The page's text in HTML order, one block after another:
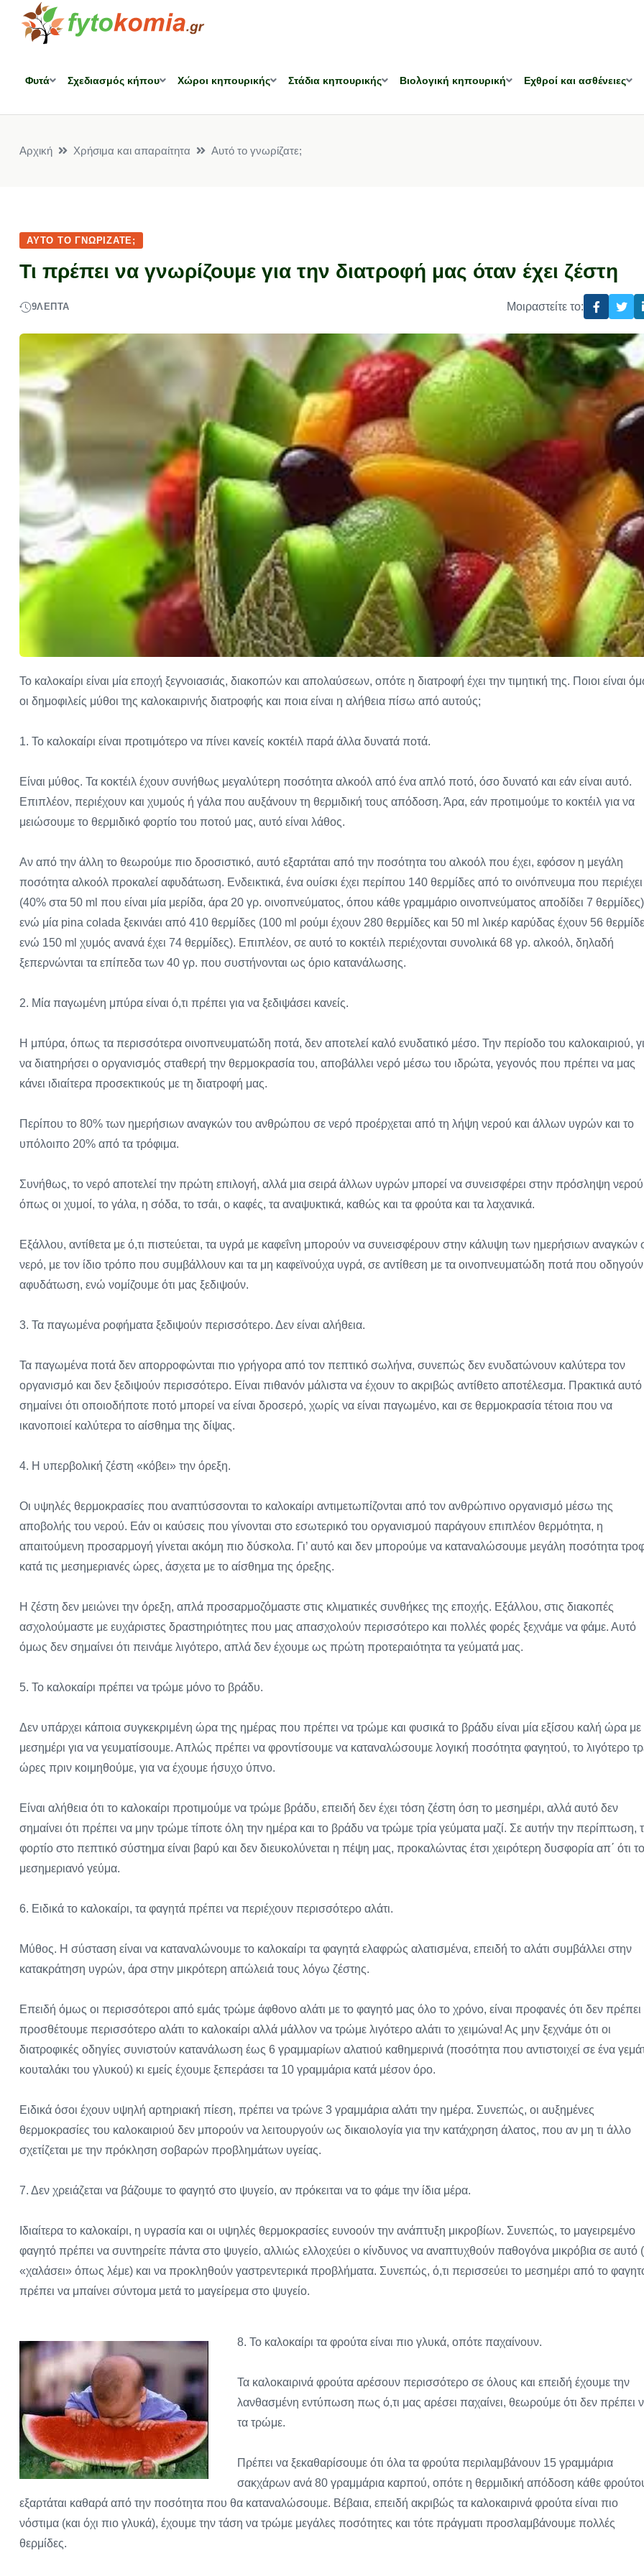
Φυτά Σχεδιασμός κήπου Χώροι κηπουρικής Στάδια κηπουρικής Βιολογική κηπουρική Εχθροί και ασθένειες
Αρχική Χρήσιμα και απαραίτητα Αυτό το γνωρίζατε;
ΑΥΤΌ ΤΟ ΓΝΩΡΊΖΑΤΕ;
Τι πρέπει να γνωρίζουμε για την διατροφή μας όταν έχει ζέστη
9ΛΕΠΤΆ Μοιραστείτε το:
Το καλοκαίρι είναι μία εποχή ξεγνοιασιάς, διακοπών και απολαύσεων, οπότε η διατροφή έχει την τιμητική της. Ποιοι είναι
οι δημοφιλείς μύθοι της καλοκαιρινής διατροφής και ποια είναι η αλήθεια πίσω από αυτούς;
1. Το καλοκαίρι είναι προτιμότερο να πίνει κανείς κοκτέιλ παρά άλλα δυνατά ποτά.
Είναι μύθος. Τα κοκτέιλ έχουν συνήθως μεγαλύτερη ποσότητα αλκοόλ από ένα απλό ποτό, όσο δυνατό και εάν είναι αυτό.
Επιπλέον, περιέχουν και χυμούς ή γάλα που αυξάνουν τη θερμιδική τους απόδοση. Άρα, εάν προτιμούμε το κοκτέιλ για να
μειώσουμε το θερμιδικό φορτίο του ποτού μας, αυτό είναι λάθος.
Αν από την άλλη το θεωρούμε πιο δροσιστικό, αυτό εξαρτάται από την ποσότητα του αλκοόλ που έχει, εφόσον η μεγάλη
ποσότητα αλκοόλ προκαλεί αφυδάτωση. Ενδεικτικά, ένα ουίσκι έχει περίπου 140 θερμίδες από το οινόπνευμα που περιέχει
(40% στα 50 ml που είναι μία μερίδα, άρα 20 γρ. οινοπνεύματος, όπου κάθε γραμμάριο οινοπνεύματος αποδίδει 7
ενώ μία pina colada ξεκινάει από 410 θερμίδες (100 ml ρούμι έχουν 280 θερμίδες και 50 ml λικέρ καρύδας έχουν 56
ενώ 150 ml χυμός ανανά έχει 74 θερμίδες). Επιπλέον, σε αυτό το κοκτέιλ περιέχονται συνολικά 68 γρ. αλκοόλ, δηλαδή
ξεπερνώνται τα επίπεδα των 40 γρ. που συστήνονται ως όριο κατανάλωσης.
2. Μία παγωμένη μπύρα είναι ό,τι πρέπει για να ξεδιψάσει κανείς.
Η μπύρα, όπως τα περισσότερα οινοπνευματώδη ποτά, δεν αποτελεί καλό ενυδατικό μέσο. Την περίοδο του καλοκαιριού,
να διατηρήσει ο οργανισμός σταθερή την θερμοκρασία του, αποβάλλει νερό μέσω του ιδρώτα, γεγονός που πρέπει να μας
κάνει ιδιαίτερα προσεκτικούς με τη διατροφή μας.
Περίπου το 80% των ημερήσιων αναγκών του ανθρώπου σε νερό προέρχεται από τη λήψη νερού και άλλων υγρών και το
υπόλοιπο 20% από τα τρόφιμα.
Συνήθως, το νερό αποτελεί την πρώτη επιλογή, αλλά μια σειρά άλλων υγρών μπορεί να συνεισφέρει στην πρόσληψη
όπως οι χυμοί, το γάλα, η σόδα, το τσάι, ο καφές, τα αναψυκτικά, καθώς και τα φρούτα και τα λαχανικά.
Εξάλλου, αντίθετα με ό,τι πιστεύεται, τα υγρά με καφεΐνη μπορούν να συνεισφέρουν στην κάλυψη των ημερήσιων αναγκών
νερό, με τον ίδιο τρόπο που συμβάλλουν και τα μη καφεϊνούχα υγρά, σε αντίθεση με τα οινοπνευματώδη ποτά που
αφυδάτωση, ενώ νομίζουμε ότι μας ξεδιψούν.
3. Τα παγωμένα ροφήματα ξεδιψούν περισσότερο. Δεν είναι αλήθεια.
Τα παγωμένα ποτά δεν απορροφώνται πιο γρήγορα από τον πεπτικό σωλήνα, συνεπώς δεν ενυδατώνουν καλύτερα τον
οργανισμό και δεν ξεδιψούν περισσότερο. Είναι πιθανόν μάλιστα να έχουν το ακριβώς αντίθετο αποτέλεσμα. Πρακτικά αυτό
σημαίνει ότι οποιοδήποτε ποτό μπορεί να είναι δροσερό, χωρίς να είναι παγωμένο, και σε θερμοκρασία τέτοια που να
ικανοποιεί καλύτερα το αίσθημα της δίψας.
4. Η υπερβολική ζέστη «κόβει» την όρεξη.
Οι υψηλές θερμοκρασίες που αναπτύσσονται το καλοκαίρι αντιμετωπίζονται από τον ανθρώπινο οργανισμό μέσω της
αποβολής του νερού. Εάν οι καύσεις που γίνονται στο εσωτερικό του οργανισμού παράγουν επιπλέον θερμότητα, η
απαιτούμενη προσαρμογή γίνεται ακόμη πιο δύσκολα. Γι’ αυτό και δεν μπορούμε να καταναλώσουμε μεγάλη ποσότητα
κατά τις μεσημεριανές ώρες, άσχετα με το αίσθημα της όρεξης.
Η ζέστη δεν μειώνει την όρεξη, απλά προσαρμοζόμαστε στις κλιματικές συνθήκες της εποχής. Εξάλλου, στις διακοπές
ασχολούμαστε με ευχάριστες δραστηριότητες που μας απασχολούν περισσότερο και πολλές φορές ξεχνάμε να φάμε. Αυτό
όμως δεν σημαίνει ότι πεινάμε λιγότερο, απλά δεν έχουμε ως πρώτη προτεραιότητα τα γεύματά μας.
5. Το καλοκαίρι πρέπει να τρώμε μόνο το βράδυ.
Δεν υπάρχει κάποια συγκεκριμένη ώρα της ημέρας που πρέπει να τρώμε και φυσικά το βράδυ είναι μία εξίσου καλή ώρα με
μεσημέρι για να γευματίσουμε. Απλώς πρέπει να φροντίσουμε να καταναλώσουμε λογική ποσότητα φαγητού, το λιγότερο
ώρες πριν κοιμηθούμε, για να έχουμε ήσυχο ύπνο.
Είναι αλήθεια ότι το καλοκαίρι προτιμούμε να τρώμε βράδυ, επειδή δεν έχει τόση ζέστη όση το μεσημέρι, αλλά αυτό δεν
σημαίνει ότι πρέπει να μην τρώμε τίποτε όλη την ημέρα και το βράδυ να τρώμε τρία γεύματα μαζί. Σε αυτήν την περίπτωση,
φορτίο στο πεπτικό σύστημα είναι βαρύ και δεν διευκολύνεται η πέψη μας, προκαλώντας έτσι χειρότερη δυσφορία απ΄ ότι το
μεσημεριανό γεύμα.
6. Ειδικά το καλοκαίρι, τα φαγητά πρέπει να περιέχουν περισσότερο αλάτι.
Μύθος. Η σύσταση είναι να καταναλώνουμε το καλοκαίρι τα φαγητά ελαφρώς αλατισμένα, επειδή το αλάτι συμβάλλει στην
κατακράτηση υγρών, άρα στην μικρότερη απώλειά τους λόγω ζέστης.
Επειδή όμως οι περισσότεροι από εμάς τρώμε άφθονο αλάτι με το φαγητό μας όλο το χρόνο, είναι προφανές ότι δεν πρέπει
προσθέτουμε περισσότερο αλάτι το καλοκαίρι αλλά μάλλον να τρώμε λιγότερο αλάτι το χειμώνα! Ας μην ξεχνάμε ότι οι
διατροφικές οδηγίες συνιστούν κατανάλωση έως 6 γραμμαρίων αλατιού καθημερινά (ποσότητα που αντιστοιχεί σε ένα
κουταλάκι του γλυκού) κι εμείς έχουμε ξεπεράσει τα 10 γραμμάρια κατά μέσον όρο.
Ειδικά όσοι έχουν υψηλή αρτηριακή πίεση, πρέπει να τρώνε 3 γραμμάρια αλάτι την ημέρα. Συνεπώς, οι αυξημένες
θερμοκρασίες του καλοκαιριού δεν μπορούν να λειτουργούν ως δικαιολογία για την κατάχρηση άλατος, που αν μη τι άλλο
σχετίζεται με την πρόκληση σοβαρών προβλημάτων υγείας.
7. Δεν χρειάζεται να βάζουμε το φαγητό στο ψυγείο, αν πρόκειται να το φάμε την ίδια μέρα.
Ιδιαίτερα το καλοκαίρι, η υγρασία και οι υψηλές θερμοκρασίες ευνοούν την ανάπτυξη μικροβίων. Συνεπώς, το μαγειρεμένο
φαγητό πρέπει να συντηρείτε πάντα στο ψυγείο, αλλιώς ελλοχεύει ο κίνδυνος να αναπτυχθούν παθογόνα μικρόβια σε αυτό
«χαλάσει» όπως λέμε) και να προκληθούν γαστρεντερικά προβλήματα. Συνεπώς, ό,τι περισσεύει το μεσημέρι από το
πρέπει να μπαίνει σύντομα μετά το μαγείρεμα στο ψυγείο.
8. Το καλοκαίρι τα φρούτα είναι πιο γλυκά, οπότε παχαίνουν.
Τα καλοκαιρινά φρούτα αρέσουν περισσότερο σε όλους και επειδή έχουμε την
λανθασμένη εντύπωση πως ό,τι μας αρέσει παχαίνει, θεωρούμε ότι δεν πρέπει
τα τρώμε.
Πρέπει να ξεκαθαρίσουμε ότι όλα τα φρούτα περιλαμβάνουν 15 γραμμάρια
σακχάρων ανά 80 γραμμάρια καρπού, οπότε η θερμιδική απόδοση κάθε
εξαρτάται καθαρά από την ποσότητα που θα καταναλώσουμε. Βέβαια, επειδή ακριβώς τα καλοκαιρινά φρούτα είναι πιο
νόστιμα (και όχι πιο γλυκά), έχουμε την τάση να τρώμε μεγάλες ποσότητες και τότε πράγματι προσλαμβάνουμε πολλές
θερμίδες.